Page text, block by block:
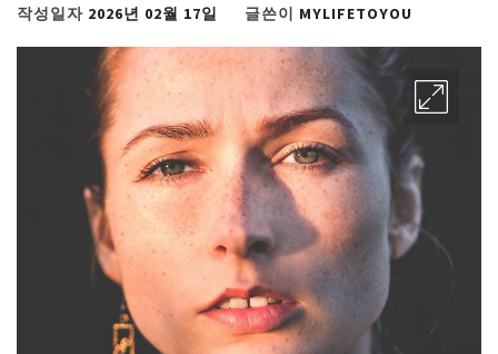
작성일자 2026년 02월 17일 글쓴이 MYLIFETOYOU